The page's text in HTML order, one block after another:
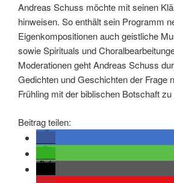
Andreas Schuss möchte mit seinen
hinweisen. So enthält sein Programm
Eigenkompositionen auch geistliche
sowie Spirituals und
Moderationen geht Andreas Schuss
Gedichten und Geschichten der Frage
Frühling mit der biblischen Botschaft zu
Beitrag teilen: